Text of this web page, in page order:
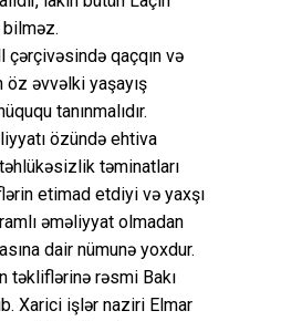
bilməz.
çərçivəsində qaçqın və
əvvəlki yaşayış
tanınmalıdır.
özündə ehtiva
təminatları
etimad etdiyi və yaxşı
əməliyyat olmadan
dair nümunə yoxdur.
təkliflərinə rəsmi Bakı
Xarici işlər naziri Elmar